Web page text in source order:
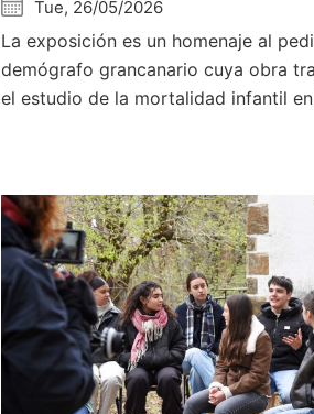
Tue, 26/05/2026
La exposición es un homenaje al
demógrafo grancanario cuya obra
el estudio de la mortalidad infantil en